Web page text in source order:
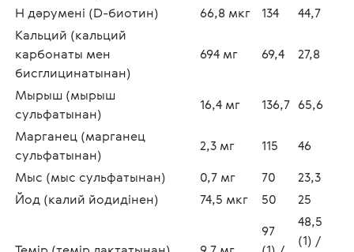
H дәрумені (D-биотин)
66,8 мкг 134
44,7
Кальций (кальций
карбонаты мен
бисглицинатынан)
694 мг 69,4 27,8
Мырыш (мырыш
сульфатынан)
16,4 мг 136,7 65,6
Марганец (марганец
сульфатынан)
2,3 мг 115
46
Мыс (мыс сульфатынан)
0,7 мг 70
23,3
Йод (калий йодидінен)
74,5 мкг 50 25
97
48,5
(1) /